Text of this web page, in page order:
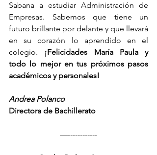
Sabana a estudiar Administración de
Empresas. Sabemos que tiene un
futuro brillante por delante y que llevará
en su corazón lo aprendido en el
colegio. ¡Felicidades María Paula y
todo lo mejor en tus próximos pasos
académicos y personales!
Andrea Polanco
Directora de Bachillerato
—------------